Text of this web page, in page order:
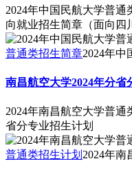
2024年中国民航大学普通
向就业招生简章（面向四
普通类招生简章2024年中
南昌航空大学2024年分省
2024年南昌航空大学普通
省分专业招生计划
普通类招生计划 2024年南